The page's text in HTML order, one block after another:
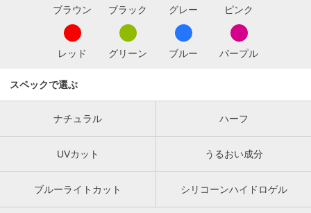
ブラウン ブラック グレー ピンク
レッド グリーン ブルー パープル
スペックで選ぶ
ナチュラル ハーフ
UVカット うるおい成分
ブルーライトカット シリコーンハイドロゲル